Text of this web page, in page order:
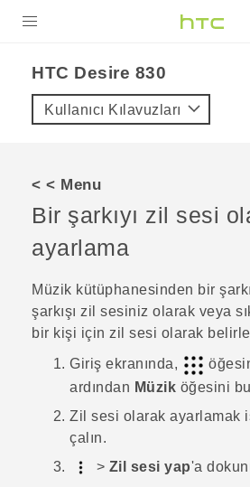
VIVE
VIVERSE
DESTEK
HTC Desire 830‎
Kullanıcı Kılavuzları
< < Menu
Bir şarkıyı zil sesi
ayarlama
Müzik kütüphanesinden bir
şarkışı zil sesiniz olarak veya
bir kişi için zil sesi olarak
Giriş ekranında,
ardından Müzik öğesini
Zil sesi olarak ayarlamak
çalın.
> Zil sesi yap'a